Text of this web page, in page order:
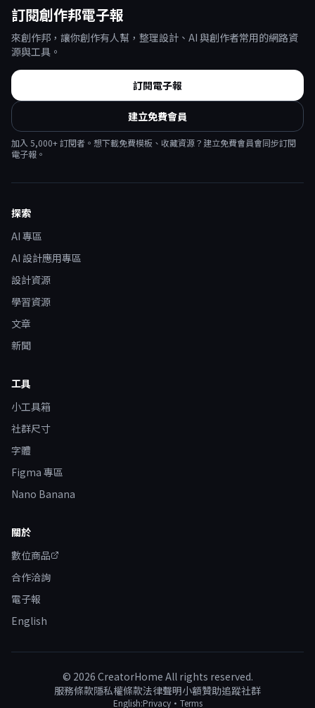
訂閱創作邦電子報
來創作邦，讓你創作有人幫，整理設計、AI 與創作者常用的網路資
源與工具。
訂閱電子報
建立免費會員
加入 5,000+ 訂閱者。想下載免費模板、收藏資源？建立免費會員會同步訂閱
電子報。
探索
AI 專區
AI 設計應用專區
設計資源
學習資源
文章
新聞
工具
小工具箱
社群尺寸
字體
Figma 專區
Nano Banana
關於
數位商品
合作洽詢
電子報
English
© 2026 CreatorHome All rights reserved.
服務條款隱私權條款法律聲明小額贊助追蹤社群
English:Privacy· Terms